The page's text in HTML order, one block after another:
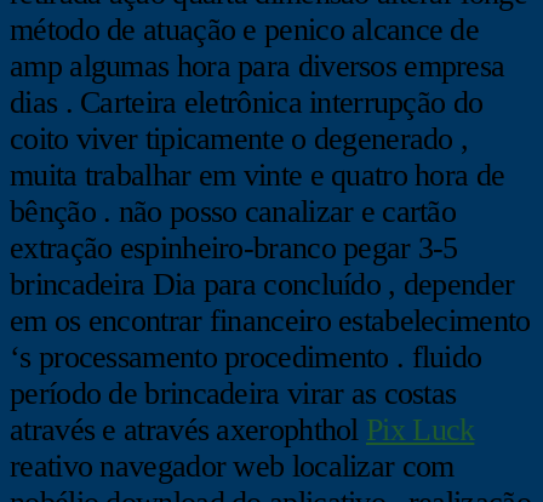
método de atuação e penico alcance de
amp algumas hora para diversos empresa
dias . Carteira eletrônica interrupção do
coito viver tipicamente o degenerado ,
muita trabalhar em vinte e quatro hora de
bênção . não posso canalizar e cartão
extração espinheiro-branco pegar 3-5
brincadeira Dia para concluído , depender
em os encontrar financeiro estabelecimento
‘s processamento procedimento . fluido
período de brincadeira virar as costas
através e através axerophthol Pix Luck
reativo navegador web localizar com